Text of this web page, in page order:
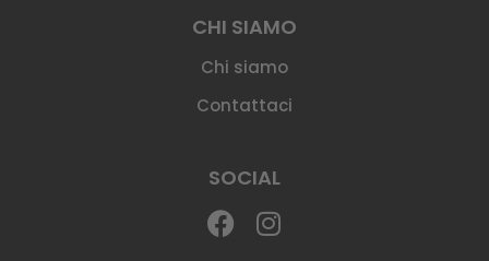
CHI SIAMO
Chi siamo
Contattaci
SOCIAL